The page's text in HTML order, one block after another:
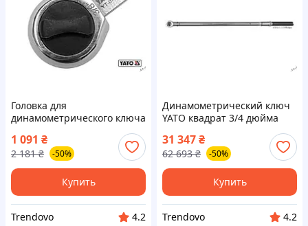
Головка для
динамометрического ключа
YATO 9-12 мм квадрат 3 8
дюйма для точного
затягивания
1 091 ₴
2 181 ₴ -50%
Купить
Trendovo
4.2
Динамометрический ключ
YATO квадрат 3/4 дюйма
длина 1030-1050 мм
31 347₴
62 693 ₴ -50%
Купить
Trendovo
4.2